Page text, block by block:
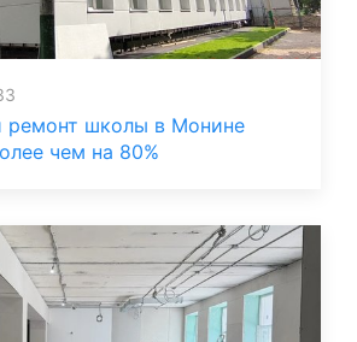
ремонт школы в Монине
чем на 80%